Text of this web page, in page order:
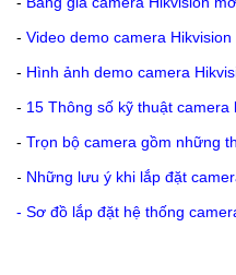
- Video demo camera Hikvision
- Hình ảnh demo camera
- 15 Thông số kỹ thuật camera
- Trọn bộ camera gồm những
- Những lưu ý khi lắp đặt
- Sơ đồ lắp đặt hệ thống